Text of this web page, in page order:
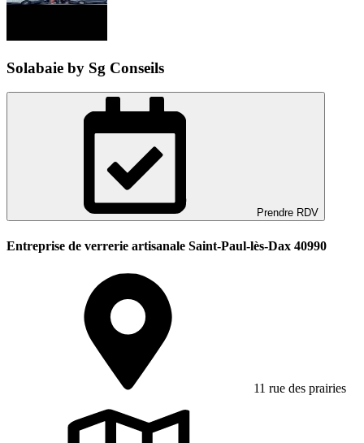
Solabaie by Sg Conseils
Prendre RDV
Entreprise de verrerie artisanale Saint-Paul-lès-Dax 40990
11 rue des prairies